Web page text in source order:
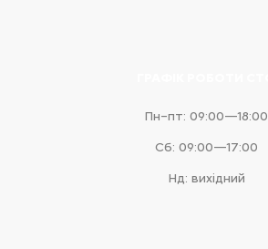
Пн–пт: 09:00—18:00
Сб: 09:00—17:00
Нд: вихідний